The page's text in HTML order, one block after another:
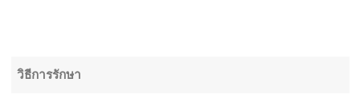
วิธีการรักษา